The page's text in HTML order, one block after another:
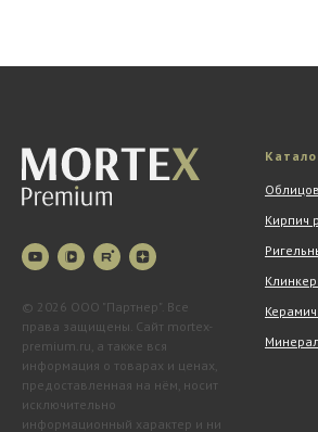
© 2026 ООО "Партнер". Все
права защищены. Сайт mortex-
premium.ru, а также вся
информация о товарах и ценах,
предоставленная на нём, носит
исключительно
информационный характер и ни
Кирпич